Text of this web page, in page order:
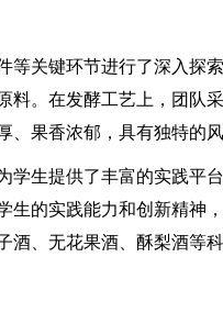
关键环节进行了深入探索
料。在发酵工艺上，团队
果香浓郁，具有独特的风
生提供了丰富的实践平
生的实践能力和创新精神
、无花果酒、酥梨酒等